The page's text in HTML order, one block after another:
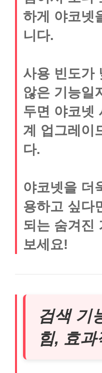
하게 야코넷
니다.
사용 빈도가
않은 기능일
두면 야코넷
계 업그레이
다.
야코넷을 더
용하고 싶다
되는 숨겨진
보세요!
검색 기
힘, 효